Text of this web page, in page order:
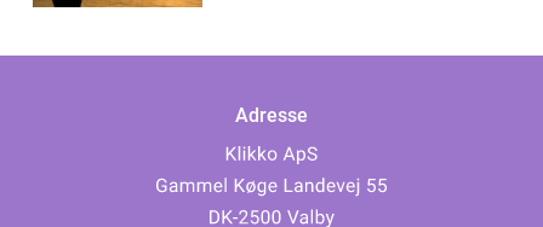
Adresse